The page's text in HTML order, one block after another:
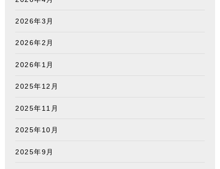
2026年3月
2026年2月
2026年1月
2025年12月
2025年11月
2025年10月
2025年9月